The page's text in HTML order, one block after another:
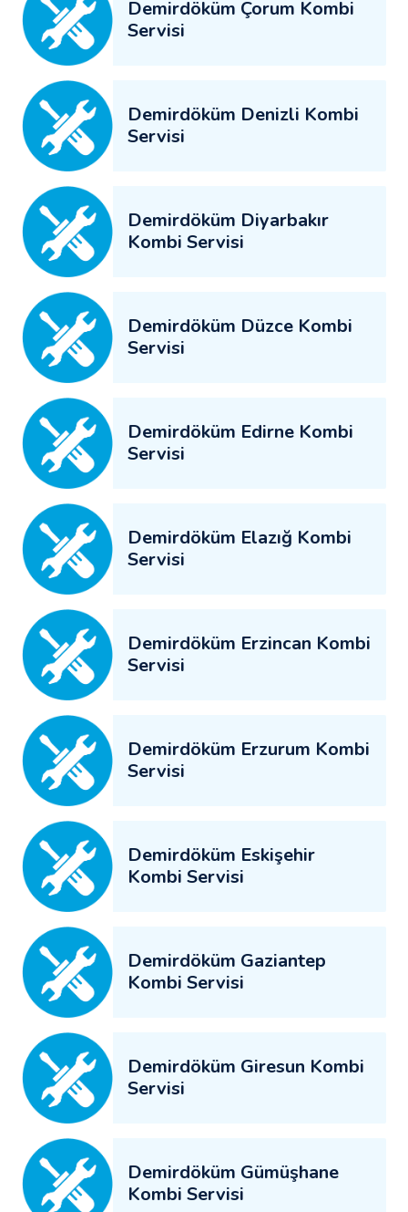
Demirdöküm Çorum Kombi
Servisi
Demirdöküm Denizli Kombi
Servisi
Demirdöküm Diyarbakır
Kombi Servisi
Demirdöküm Düzce Kombi
Servisi
Demirdöküm Edirne Kombi
Servisi
Demirdöküm Elazığ Kombi
Servisi
Demirdöküm Erzincan Kombi
Servisi
Demirdöküm Erzurum Kombi
Servisi
Demirdöküm Eskişehir
Kombi Servisi
Demirdöküm Gaziantep
Kombi Servisi
Demirdöküm Giresun Kombi
Servisi
Demirdöküm Gümüşhane
Kombi Servisi